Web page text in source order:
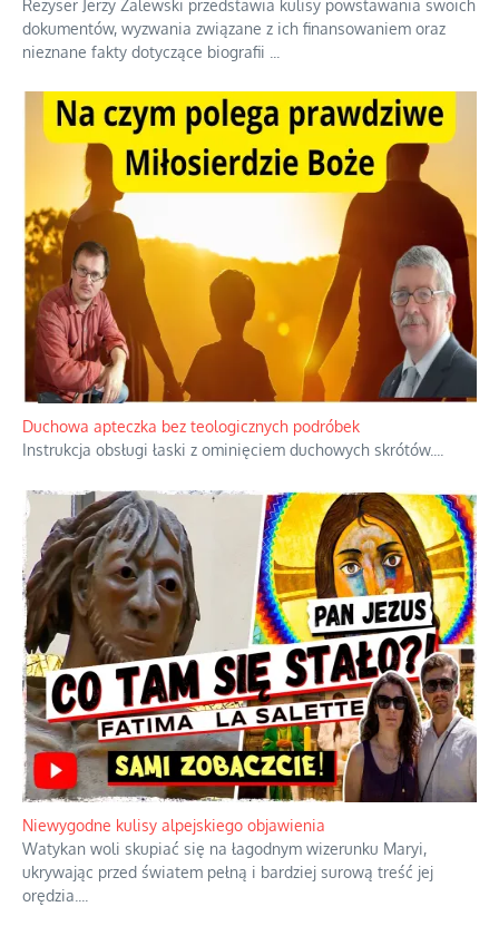
Niezwykły scenariusz bez państwowej dotacji
Reżyser Jerzy Zalewski przedstawia kulisy powstawania swoich
dokumentów, wyzwania związane z ich finansowaniem oraz
nieznane fakty dotyczące biografii...
Duchowa apteczka bez teologicznych podróbek
Instrukcja obsługi łaski z ominięciem duchowych skrótów.